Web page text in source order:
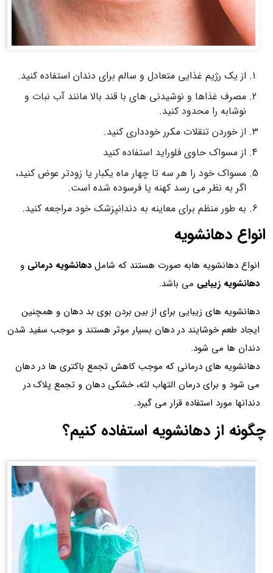
از یک رژیم غذایی متعادل و سالم برای دندان استفاده کنید.
مصرف غذاها و نوشیدنی های با قند بالا مانند آب نبات و
نوشابه را محدود کنید.
از خوردن تنقلات مکرر خودداری کنید.
از مسواک حاوی فلوراید استفاده کنید
مسواک خود را هر سه تا چهار ماه یکبار یا زودتر عوض کنید،
اگر به نظر می رسد کهنه یا فرسوده شده است.
به طور منظم برای معاینه به دندانپزشک خود مراجعه کنید.
انواع دهانشویه
انواع دهانشویه هابه صورت هستند که شامل دهانشویه درمانی و
دهانشویه زیبایی می باشد.
دهانشویه های زیبایی برای از بین بردن بوی بد دهان و همچنین
ایجاد طعم خوشایند در دهان بسیار موثر هستند و موجب سفید شدن
دندان ها می شود.
دهانشویه های درمانی که موجب کاهش تجمع باکتری ها در دهان
می شود و برای درمان التهاب لثه، خشکی دهان و تجمع پلاک در
دندانها مورد استفاده قرار می گیرد.
چگونه از دهانشویه استفاده کنیم؟